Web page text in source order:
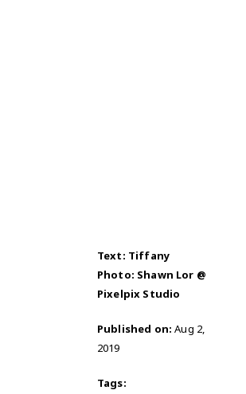
Text: Tiffany
Photo: Shawn Lor @
Pixelpix Studio
Published on: Aug 2,
2019
Tags: